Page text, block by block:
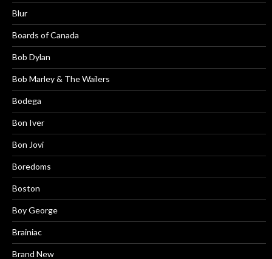
Blur
Boards of Canada
Bob Dylan
Bob Marley & The Wailers
Bodega
Bon Iver
Bon Jovi
Boredoms
Boston
Boy George
Brainiac
Brand New